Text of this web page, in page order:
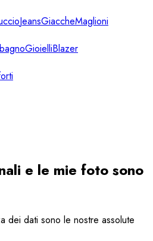
JeansGiaccheMaglioni
GioielliBlazer
e le mie foto sono
dei dati sono le nostre assolute